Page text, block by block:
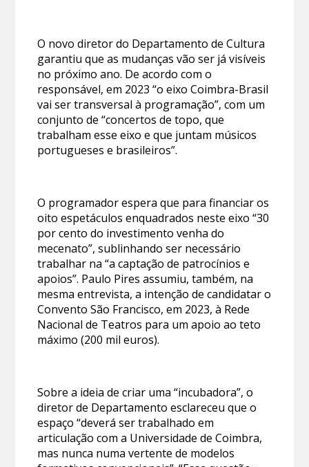
O novo diretor do Departamento de Cultura
garantiu que as mudanças vão ser já visíveis
no próximo ano. De acordo com o
responsável, em 2023 “o eixo Coimbra-Brasil
vai ser transversal à programação”, com um
conjunto de “concertos de topo, que
trabalham esse eixo e que juntam músicos
portugueses e brasileiros”.
O programador espera que para financiar os
oito espetáculos enquadrados neste eixo “30
por cento do investimento venha do
mecenato”, sublinhando ser necessário
trabalhar na “a captação de patrocínios e
apoios”. Paulo Pires assumiu, também, na
mesma entrevista, a intenção de candidatar o
Convento São Francisco, em 2023, à Rede
Nacional de Teatros para um apoio ao teto
máximo (200 mil euros).
Sobre a ideia de criar uma “incubadora”, o
diretor de Departamento esclareceu que o
espaço “deverá ser trabalhado em
articulação com a Universidade de Coimbra,
mas nunca numa vertente de modelos